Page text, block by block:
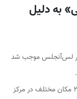
به دلیل
لس‌آنجلس موجب شد
«تمام آمریکایی» که قرار بود دیروز در ۲ مکان مختلف در مرکز